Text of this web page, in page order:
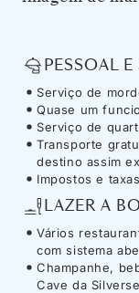
PESSOAL
Serviço de
Quase um
Serviço de
Transporte
destino assim
Impostos e
LAZER A
Vários
com sistema
Champanhe,
Cave da